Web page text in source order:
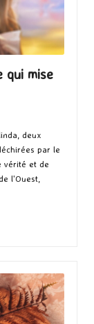
qui mise
deux
par le
vérité et de
l'Ouest,